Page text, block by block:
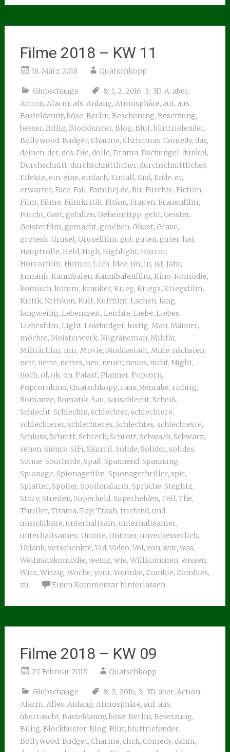
Filme 2018 – KW 11
18. März 2018 Quatschkopp
Glubschauge &, 1, 2, 2016, 3., 3D, A, aber,
Action, Alarm, als, Anfang, Atmosphäre, auf, aus,
Basteldanny, böse, Berlin, Bescherung, Besetzung,
besser, Billig, Blockbuster, Blog, Blut, bluttriefender,
Bollywood, Budget, Charme, Christmas, Comedy, das,
deinen, der, des, Die, dolle, Drama, Dschungel, dunkel,
Durchschnitt, durchschnittlicher, durchschnittliches,
Effekte, ein, eine, einfach, Einfall, End, Ende, er,
erwartet, Face, Fall, Familiej.de, für, Fürchte, Fiction,
Film, Filme, Filmkritik, Fition, Frauen, Frauenfilm,
Furcht, Gast, gefallen, Geheimtipp, geht, Geister,
Geisterfilm, gemacht, gesehen, Ghost, Grave,
grotesk, Grusel, Gruselfilm, gut, guten, guter, hat,
Hauptrolle, Held, High, Highlight, Horror,
Horrorfilm, Humor, I, ich, Idee, im, in, ist, Jahr,
Jumanji, Kannibalen, Kannibalenfilm, Kino, Komödie,
komisch, komm, kranker, Krieg, Kriegs, Kriegsfilm,
Kritik, Kritiken, Kult, Kultfilm, Lachen, lang,
langweilig, Lebenszeit, Leichte, Liebe, Liebes,
Liebesfilm, Light, Lowbudget, lustig, Man, Männer,
möchte, Meisterwerk, Migräneman, Militär,
Militärfilm, mir, Movie, Muddastadt, Mule, nächsten,
nett, nette, nettes, neu, neuer, neues, nicht, Night,
noch, of, ok, on, Palast, Planner, Popcorn,
Popcornkino, Quatschkopp, raus, Remake, richtig,
Romanze, Romatik, Sau, sauschlecht, Scheiß,
Schlecht, Schlechte, schlechter, schlechtere,
schlechterer, schlechteres, Schlechtes, schlechteste,
Schluss, Schnitt, Schreck, Schrott, Schwach, Schwarz,
sehen, Sience, SiFi, Skurril, Solide, Solider, solides,
Sonne, Southside, Spaß, Spannend, Spannung,
Spionage, Spionagefilm, Spionagethriller, spit,
Splatter, Spoiler, Spoileralarm, Sprüche, Steglitz,
Story, Streifen, Superheld, Superhelden, Teil, The,
Thriller, Titania, Top, Trash, triefend, und,
unsichtbare, unterhaltsam, unterhaltsamer,
unterhaltsames, Untote, Untoter, unverbesserlich,
Urlaub, verschenkte, Vid, Video, Vol, von, war, was,
Weihnatskomödie, wenig, wie, Willkommen, wissen,
Witz, Witzig, Woche, your, Youtube, Zombie, Zombies,
zu
Einen Kommentar hinterlassen
Filme 2018 – KW 09
27. Februar 2018 Quatschkopp
Glubschauge &, 2, 2016, 3., 3D, aber, Action,
Alarm, Alles, Anfang, Atmosphäre, auf, aus,
überrascht, Basteldanny, böse, Berlin, Besetzung,
Billig, Blockbuster, Blog, Blut, bluttriefender,
Bollywood, Budget, Charme, click, Comedy, dahin,